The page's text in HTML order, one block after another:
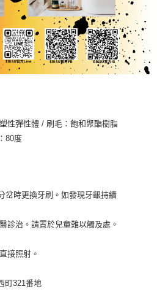
彈性體 / 刷毛：飽和聚酯樹脂
80度
岔時更換牙刷。如發現牙齦持續
請置於兒童難以觸及處。
射。
321番地